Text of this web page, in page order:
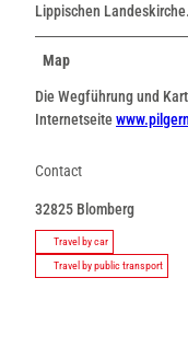
Lippischen Landeskirche.
Map
Die Wegführung und
Internetseite
Contact
32825 Blomberg
Travel by car
Travel by public transport